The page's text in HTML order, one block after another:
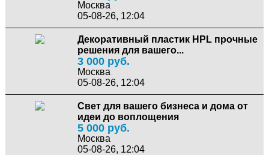
Москва
05-08-26, 12:04
Декоративный пластик HPL прочные
решения для вашего...
3 000 руб.
Москва
05-08-26, 12:04
Свет для вашего бизнеса и дома от
идеи до воплощения
5 000 руб.
Москва
05-08-26, 12:04